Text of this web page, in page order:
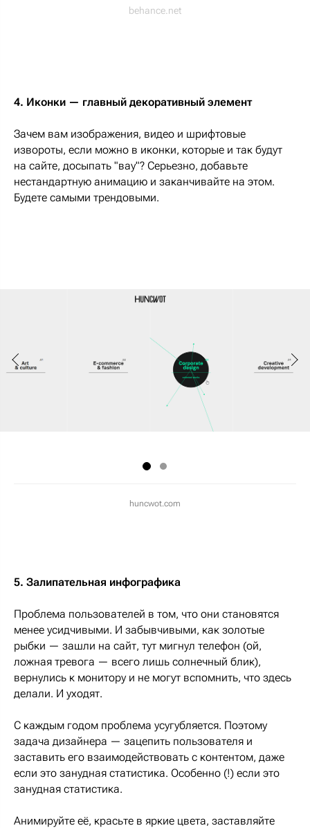
behance.net
4. Иконки — главный декоративный элемент
Зачем вам изображения, видео и шрифтовые
извороты, если можно в иконки, которые и так будут
на сайте, досыпать "вау"? Серьезно, добавьте
нестандартную анимацию и заканчивайте на этом.
Будете самыми трендовыми.
huncwot.com
5. Залипательная инфографика
Проблема пользователей в том, что они становятся
менее усидчивыми. И забывчивыми, как золотые
рыбки — зашли на сайт, тут мигнул телефон (ой,
ложная тревога — всего лишь солнечный блик),
вернулись к монитору и не могут вспомнить, что здесь
делали. И уходят.
С каждым годом проблема усугубляется. Поэтому
задача дизайнера — зацепить пользователя и
заставить его взаимодействовать с контентом, даже
если это занудная статистика. Особенно (!) если это
занудная статистика.
Анимируйте её, красьте в яркие цвета, заставляйте